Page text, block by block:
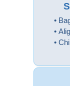
•
•
•